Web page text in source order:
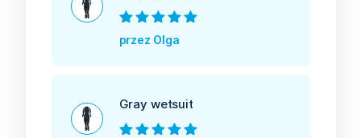
Oceniono5
5
przez Olga
Gray wetsuit